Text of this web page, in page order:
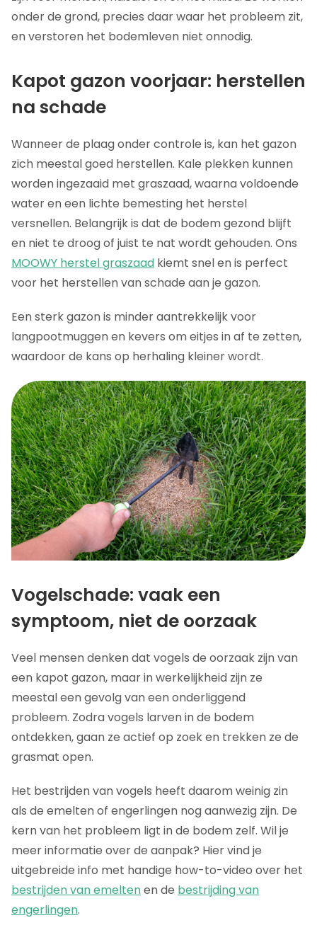
onder de grond, precies daar waar het probleem zit,
en verstoren het bodemleven niet onnodig.
Kapot gazon voorjaar: herstellen
na schade
Wanneer de plaag onder controle is, kan het gazon
zich meestal goed herstellen. Kale plekken kunnen
worden ingezaaid met graszaad, waarna voldoende
water en een lichte bemesting het herstel
versnellen. Belangrijk is dat de bodem gezond blijft
en niet te droog of juist te nat wordt gehouden. Ons
MOOWY herstel graszaad kiemt snel en is perfect
voor het herstellen van schade aan je gazon.
Een sterk gazon is minder aantrekkelijk voor
langpootmuggen en kevers om eitjes in af te zetten,
waardoor de kans op herhaling kleiner wordt.
Vogelschade: vaak een
symptoom, niet de oorzaak
Veel mensen denken dat vogels de oorzaak zijn van
een kapot gazon, maar in werkelijkheid zijn ze
meestal een gevolg van een onderliggend
probleem. Zodra vogels larven in de bodem
ontdekken, gaan ze actief op zoek en trekken ze de
grasmat open.
Het bestrijden van vogels heeft daarom weinig zin
als de emelten of engerlingen nog aanwezig zijn. De
kern van het probleem ligt in de bodem zelf. Wil je
meer informatie over de aanpak? Hier vind je
uitgebreide info met handige how-to-video over het
bestrijden van emeltenen de bestrijding van
engerlingen.